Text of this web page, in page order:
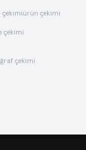
çekimiürün çekimi
çekimi
çekimi